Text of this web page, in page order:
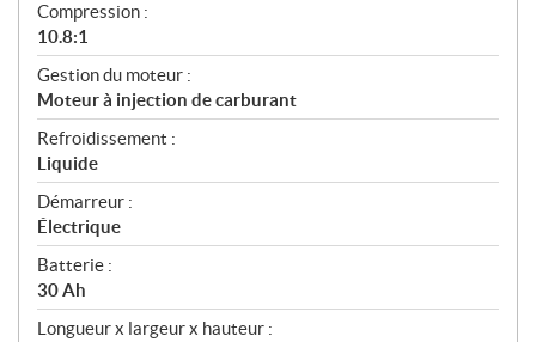
Compression :
10.8:1
Gestion du moteur :
Moteur à injection de carburant
Refroidissement :
Liquide
Démarreur :
Électrique
Batterie :
30 Ah
Longueur x largeur x hauteur :